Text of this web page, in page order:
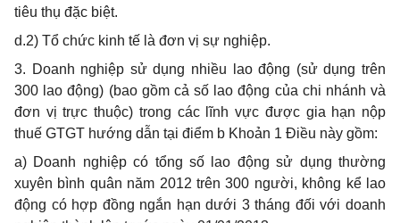
tiêu thụ đặc biệt.
d.2) Tổ chức kinh tế là đơn vị sự nghiệp.
3. Doanh nghiệp sử dụng nhiều lao động (sử dụng trên
300 lao động) (bao gồm cả số lao động của chi nhánh và
đơn vị trực thuộc) trong các lĩnh vực được gia hạn nộp
thuế GTGT hướng dẫn tại điểm b Khoản 1 Điều này gồm:
a) Doanh nghiệpcó tổngsố lao động sử dụng thường
xuyên bình quân năm 2012 trên 300 người, không kể lao
động có hợp đồng ngắn hạn dưới 3 tháng đối với doanh